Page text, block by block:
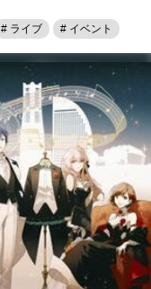
# ライブ # イベント